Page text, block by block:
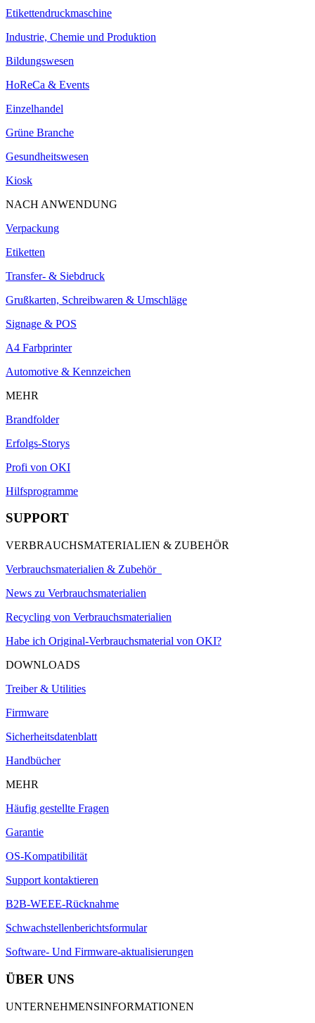
Etikettendruckmaschine
Industrie, Chemie und Produktion
Bildungswesen
HoReCa & Events
Einzelhandel
Grüne Branche
Gesundheitswesen
Kiosk
NACH ANWENDUNG
Verpackung
Etiketten
Transfer- & Siebdruck
Grußkarten, Schreibwaren & Umschläge
Signage & POS
A4 Farbprinter
Automotive & Kennzeichen
MEHR
Brandfolder
Erfolgs-Storys
Profi von OKI
Hilfsprogramme
SUPPORT
VERBRAUCHSMATERIALIEN & ZUBEHÖR
Verbrauchsmaterialien & Zubehör
News zu Verbrauchsmaterialien
Recycling von Verbrauchsmaterialien
Habe ich Original-Verbrauchsmaterial von OKI?
DOWNLOADS
Treiber & Utilities
Firmware
Sicherheitsdatenblatt
Handbücher
MEHR
Häufig gestellte Fragen
Garantie
OS-Kompatibilität
Support kontaktieren
B2B-WEEE-Rücknahme
Schwachstellenberichtsformular
Software- Und Firmware-aktualisierungen
ÜBER UNS
UNTERNEHMENSINFORMATIONEN